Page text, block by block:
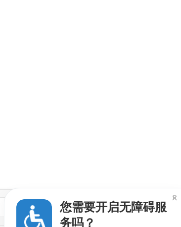
您需要开启无障碍服
务吗？
